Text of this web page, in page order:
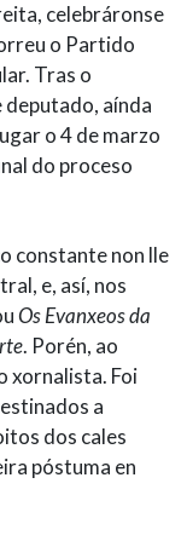
celebráronse
o Partido
Tras o
aínda
o 4 de marzo
do proceso
constante non lle
e, así, nos
Os Evanxeos da
. Porén, ao
xornalista. Foi
a
dos cales
póstuma en